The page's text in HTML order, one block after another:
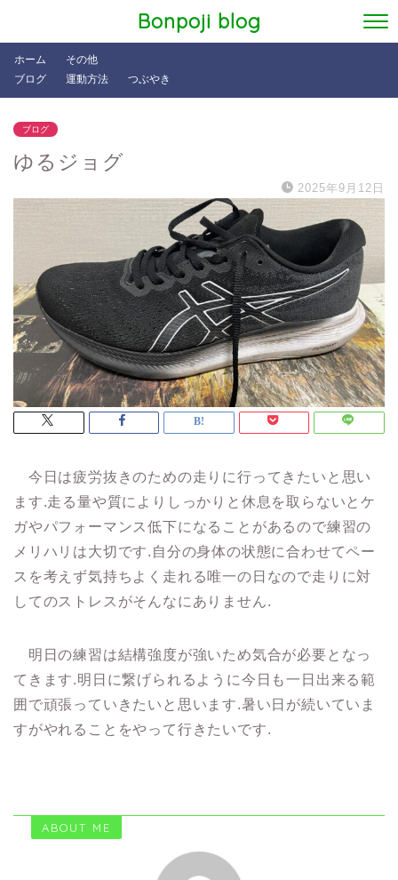
Bonpoji blog
ホーム
ブログ
その他
運動方法
つぶやき
ブログ
ゆるジョグ
2025年9月12日
今日は疲労抜きのための走りに行ってきたいと思い
ます.走る量や質によりしっかりと休息を取らないとケ
ガやパフォーマンス低下になることがあるので練習の
メリハリは大切です.自分の身体の状態に合わせてペー
スを考えず気持ちよく走れる唯一の日なので走りに対
してのストレスがそんなにありません.
明日の練習は結構強度が強いため気合が必要となっ
てきます.明日に繋げられるように今日も一日出来る範
囲で頑張っていきたいと思います.暑い日が続いていま
すがやれることをやって行きたいです.
ABOUT ME